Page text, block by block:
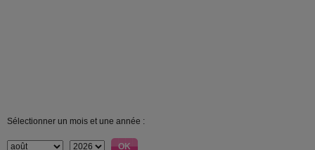
Sélectionner un mois et une année :